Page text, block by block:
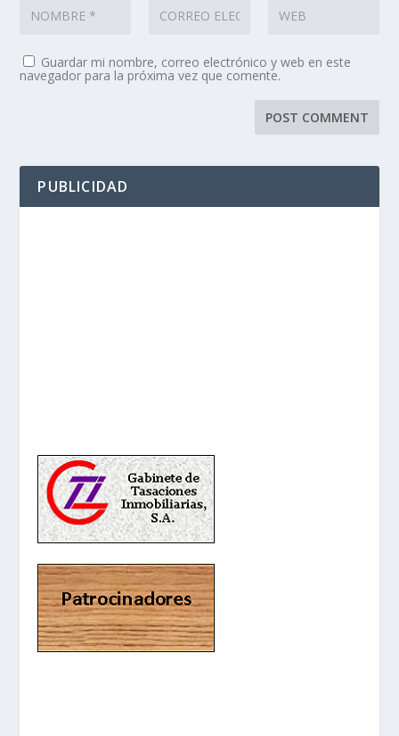
Guardar mi nombre, correo electrónico y web en este
navegador para la próxima vez que comente.
PUBLICIDAD